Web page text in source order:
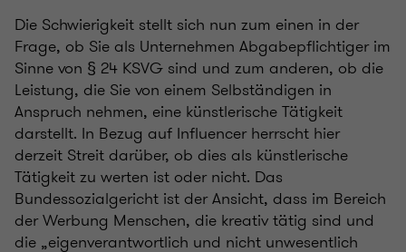
Die Schwierigkeit stellt sich nun zum einen in der
Frage, ob Sie als Unternehmen Abgabepflichtiger im
Sinne von § 24 KSVG sind und zum anderen, ob die
Leistung, die Sie von einem Selbständigen in
Anspruch nehmen, eine künstlerische Tätigkeit
darstellt. In Bezug auf Influencer herrscht hier
derzeit Streit darüber, ob dies als künstlerische
Tätigkeit zu werten ist oder nicht. Das
Bundessozialgericht ist der Ansicht, dass im Bereich
der Werbung Menschen, die kreativ tätig sind und
die „eigenverantwortlich und nicht unwesentlich